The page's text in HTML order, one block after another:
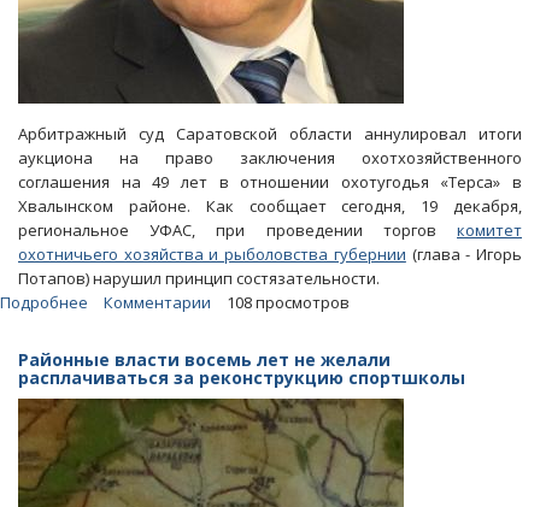
Арбитражный суд Саратовской области аннулировал итоги
аукциона на право заключения охотхозяйственного
соглашения на 49 лет в отношении охотугодья «Терса» в
Хвалынском районе. Как сообщает сегодня, 19 декабря,
региональное УФАС, при проведении торгов комитет
охотничьего хозяйства и рыболовства губернии (глава - Игорь
Потапов) нарушил принцип состязательности.
Подробнее
правительства
устроил
незаконные
торги
на
угодья
Комментарии 108 просмотров
Районные власти восемь лет не желали
расплачиваться за реконструкцию спортшколы